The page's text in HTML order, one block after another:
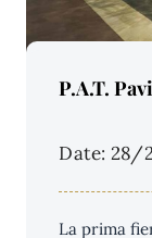
P.A.T.
Date: 28/
La prima